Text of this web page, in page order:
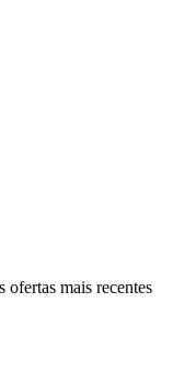
ofertas mais recentes